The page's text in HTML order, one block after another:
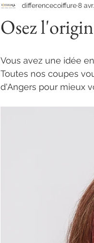
Osez
differencecoiffure8
Vous avez une idée
Toutes nos coupes
d'Angers pour mieux